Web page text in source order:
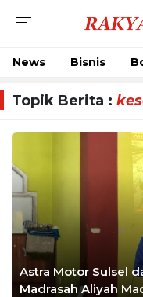
News Bisnis
Topik Berita :
Astra Motor Sulsel
Madrasah Aliyah